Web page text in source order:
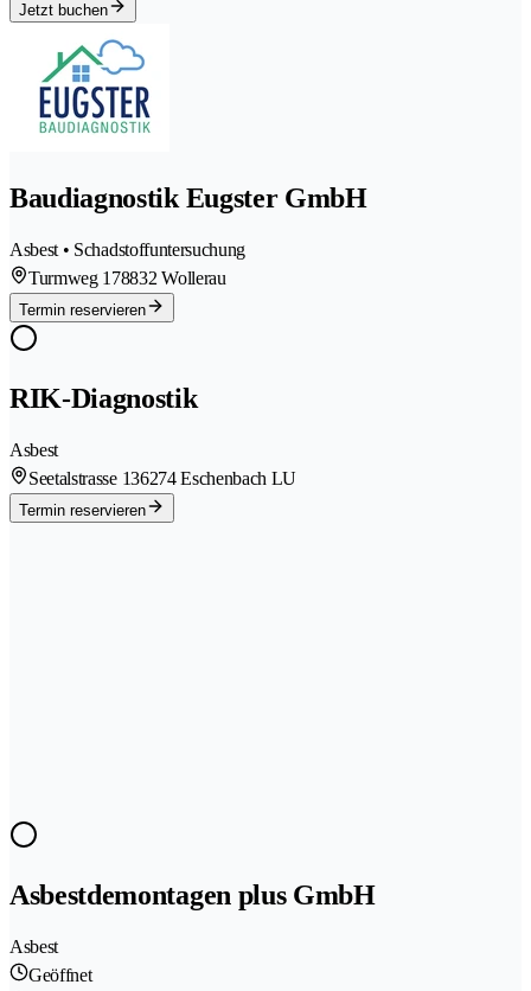
Jetzt buchen
Baudiagnostik Eugster GmbH
Asbest • Schadstoffuntersuchung
Turmweg 178832 Wollerau
Termin reservieren
RIK-Diagnostik
Asbest
Seetalstrasse 136274 Eschenbach LU
Termin reservieren
Asbestdemontagen plus GmbH
Asbest
Geöffnet